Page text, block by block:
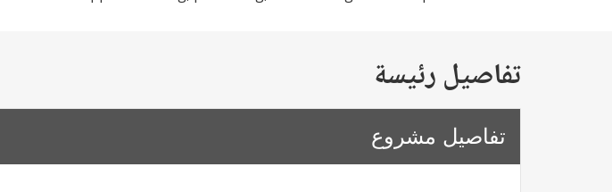
تفاصيل رئيسة
تفاصيل مشروع